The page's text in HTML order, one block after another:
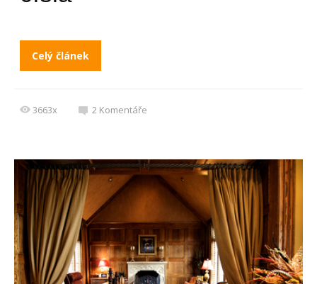
Celý článek
3663x 2 Komentáře